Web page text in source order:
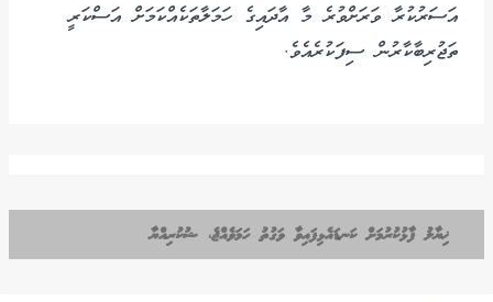
އަސަރުކުރާ ވަރަށްވުރެ މާ އާދައިގެ ހަމަލާތަކެއްކަމަށް އަސްކަރީ
ތަޖުރިބާކާރުން ސިފަކުރެއެވެ.
ޚިޔާލު ފާޅުކުރުމަށް ކަނޑައެޅިފައިވާ ވަގުތު ހަމަވެއްޖެ، ޝުކުރިއްޔާ